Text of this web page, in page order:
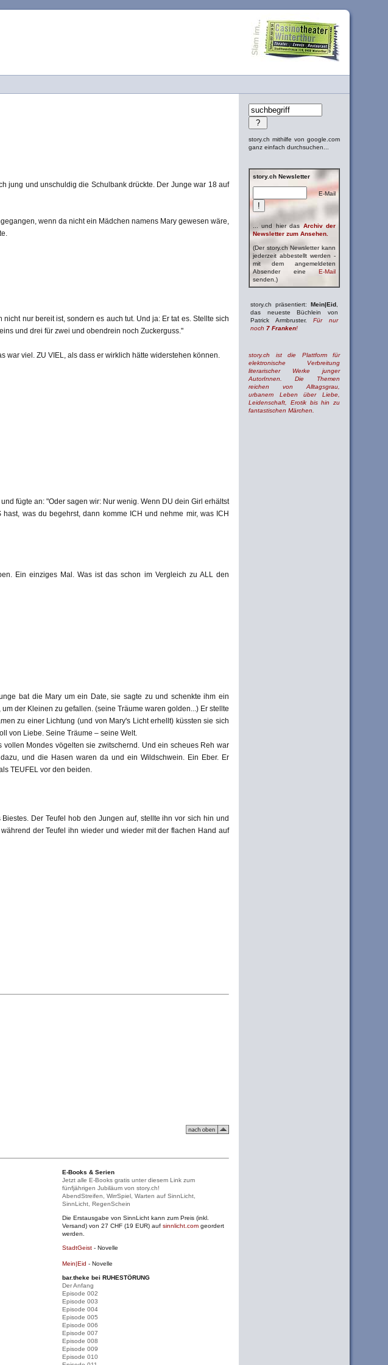
jung und unschuldig die Schulbank drückte. Der Junge war 18 auf
wenn da nicht ein Mädchen namens Mary gewesen wäre,
nur bereit ist, sondern es auch tut. Und ja: Er tat es. Stellte sich
und drei für zwei und obendrein noch Zuckerguss."
war viel. ZU VIEL, als dass er wirklich hätte widerstehen können.
fügte an: "Oder sagen wir: Nur wenig. Wenn DU dein Girl erhältst
was du begehrst, dann komme ICH und nehme mir, was ICH
Ein einziges Mal. Was ist das schon im Vergleich zu ALL den
bat die Mary um ein Date, sie sagte zu und schenkte ihm ein
der Kleinen zu gefallen. (seine Träume waren golden...) Er stellte
zu einer Lichtung (und von Mary's Licht erhellt) küssten sie sich
von Liebe. Seine Träume – seine Welt.
Mondes vögelten sie zwitschernd. Und ein scheues Reh war
und die Hasen waren da und ein Wildschwein. Ein Eber. Er
TEUFEL vor den beiden.
Der Teufel hob den Jungen auf, stellte ihn vor sich hin und
der Teufel ihn wieder und wieder mit der flachen Hand auf
E-Books & Serien
Jetzt alle E-Books gratis unter diesem Link zum
fünfjährigen Jubiläum von story.ch!
AbendStreifen, WirrSpiel, Warten auf SinnLicht,
SinnLicht, RegenSchein
Die Erstausgabe von SinnLicht kann zum Preis (inkl.
Versand) von 27 CHF (19 EUR) auf sinnlicht.com geordert
werden.
StadtGeist - Novelle
Mein|Eid - Novelle
bar.theke bei RUHESTÖRUNG
Der Anfang
Episode 002
Episode 003
Episode 004
Episode 005
Episode 006
Episode 007
Episode 008
Episode 009
Episode 010
story.ch mithilfe von google.com
ganz einfach durchsuchen...
story.ch Newsletter
E-Mail
... und hier das Archiv der
Newsletter zum Ansehen.
(Der story.ch Newsletter kann
jederzeit abbestellt werden -
mit dem angemeldeten
Absender eine E-Mail
senden.)
story.ch präsentiert: Mein|Eid
das neueste Büchlein von
Patrick Armbruster.Für nur
noch 7 Franken!
story.ch ist die Plattform für
elektronische Verbreitung
literarischer Werke junger
AutorInnen. Die Themen
reichen von Alltagsgrau,
urbanem Leben über Liebe,
Leidenschaft, Erotik bis hin zu
fantastischen Märchen.